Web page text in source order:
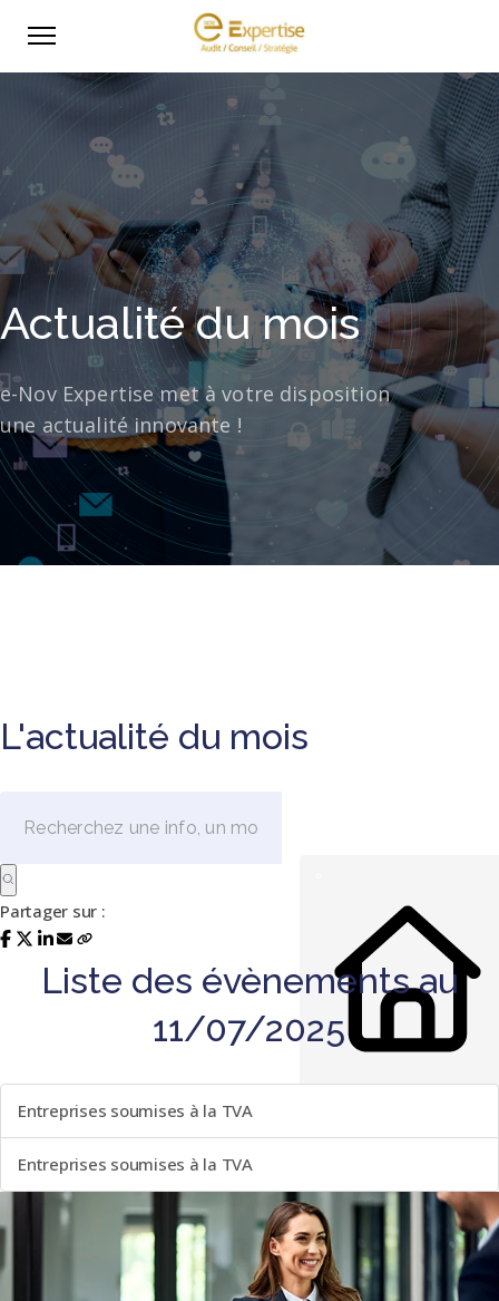
Actualité du mois
e-Nov Expertise met à votre disposition
une actualité innovante !
L'actualité du mois
Partager sur :
Liste des évènements au
11/07/2025
Entreprises soumises à la TVA
Entreprises soumises à la TVA